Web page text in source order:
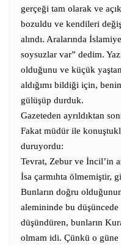
gerçeği tam olarak ve
bozuldu ve kendileri
alındı. Aralarında
soysuzlar var” dedim.
olduğunu ve küçük
aldığımı bildiği için,
gülüşüp durduk.
Gazeteden ayrıldıktan
Fakat müdür ile
duruyordu:
Tevrat, Zebur ve İncil’in
İsa çarmıhta ölmemiştir,
Bunların doğru
alemininde bu
düşündüren, bunların
olmam idi. Çünkü o güne